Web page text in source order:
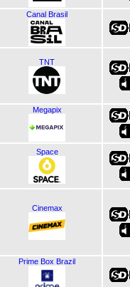
Canal Brasil
TNT
Megapix
Space
Cinemax
Prime Box Brazil